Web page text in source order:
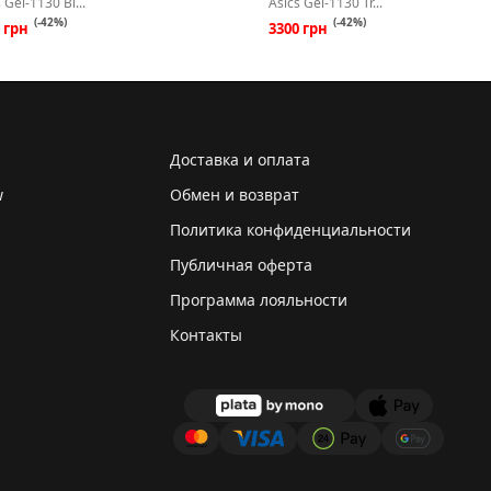
грн (-42%) 3300 грн (-42%)
Доставка и оплата
Обмен и возврат
Политика конфиденциальности
Публичная оферта
Программа лояльности
Контакты